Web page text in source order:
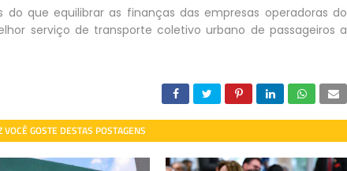
do que equilibrar as finanças das empresas operadoras do
serviço de transporte coletivo urbano de passageiros a
VOCÊ GOSTE DESTAS POSTAGENS